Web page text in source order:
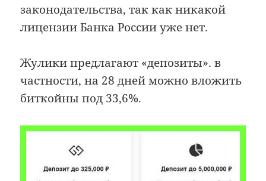
законодательства, так как никакой
лицензии Банка России уже нет.
Жулики предлагают «депозиты». в
частности, на 28 дней можно вложить
биткойны под 33,6%.